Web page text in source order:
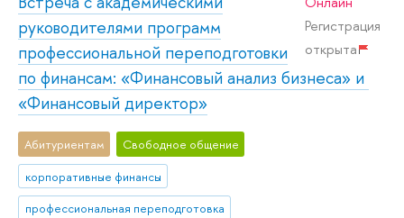
Регистрация
открыта
руководителями программ
профессиональной переподготовки
по финансам: «Финансовый анализ бизнеса» и
«Финансовый директор»
Абитуриентам
Свободное общение
корпоративные финансы
профессиональная переподготовка